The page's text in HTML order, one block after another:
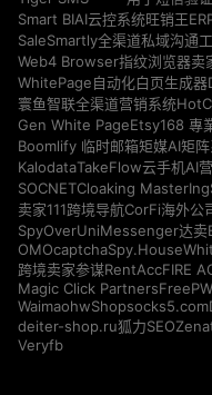
Smart BIAI云控系统旺销王
SaleSmartly全渠道私域沟通
Web4 Browser指纹浏览器卖
WhitePage自动化白页生成器
寰鱼智联全渠道营销系统
Gen White PageEtsy168 專
Boomlify 临时邮箱矩媒AI矩
KalodataTakeFlow云手机AI
SOCNETCloaking Master
卖家111跨境导航CorFi海外公
SpyOverUniMessenger达卖
OMOcaptchaSpy.House
跨境卖家参谋RentAccFIRE
Magic Click Partners
WaimaohwShopsocks5.com
deiter-shop.ru狐力SEO
Veryfb